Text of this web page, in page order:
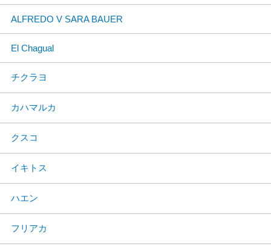
ALFREDO V SARA BAUER
El Chagual
チクラヨ
カハマルカ
クスコ
イキトス
ハエン
フリアカ